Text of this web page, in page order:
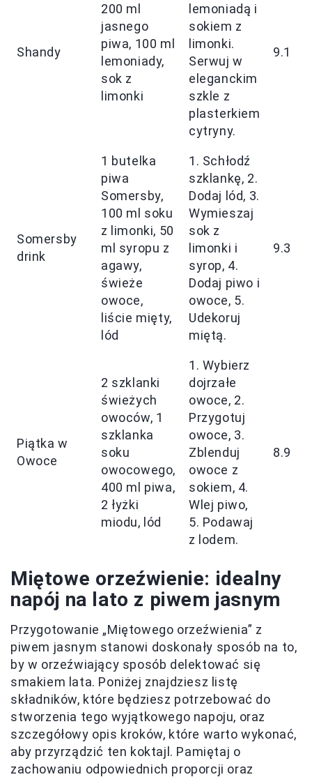
Shandy
200 ml
jasnego
piwa, 100 ml
lemoniady,
sok z
limonki
lemoniadą i
sokiem z
limonki.
Serwuj w
eleganckim
szkle z
plasterkiem
cytryny.
9.1
Somersby
drink
1 butelka
piwa
Somersby,
100 ml soku
z limonki, 50
ml syropu z
agawy,
świeże
owoce,
liście mięty,
lód
1. Schłodź
szklankę, 2.
Dodaj lód, 3.
Wymieszaj
sok z
limonki i
syrop, 4.
Dodaj piwo i
owoce, 5.
Udekoruj
miętą.
9.3
Piątka w
Owoce
2 szklanki
świeżych
owoców, 1
szklanka
soku
owocowego,
400 ml piwa,
2 łyżki
miodu, lód
1. Wybierz
dojrzałe
owoce, 2.
Przygotuj
owoce, 3.
Zblenduj
owoce z
sokiem, 4.
Wlej piwo,
5. Podawaj
z lodem.
8.9
Miętowe orzeźwienie: idealny
napój na lato z piwem jasnym
Przygotowanie „Miętowego orzeźwienia” z
piwem jasnym stanowi doskonały sposób na to,
by w orzeźwiający sposób delektować się
smakiem lata. Poniżej znajdziesz listę
składników, które będziesz potrzebować do
stworzenia tego wyjątkowego napoju, oraz
szczegółowy opis kroków, które warto wykonać,
aby przyrządzić ten koktajl. Pamiętaj o
zachowaniu odpowiednich proporcji oraz